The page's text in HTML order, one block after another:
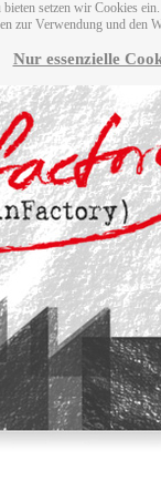
setzen wir Cookies
zur Verwendung und den
Nur essenzielle